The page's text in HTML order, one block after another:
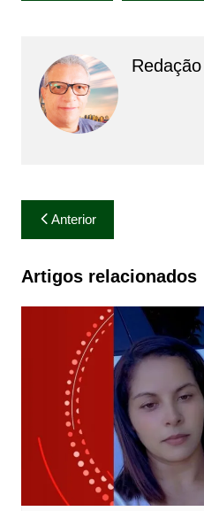
Navegação
de
Post
Anterior
Artigos relacionados